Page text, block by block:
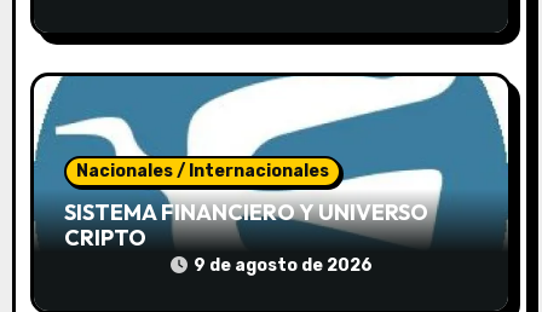
Nacionales / Internacionales
SISTEMA FINANCIERO Y UNIVERSO
CRIPTO
9 de agosto de 2026